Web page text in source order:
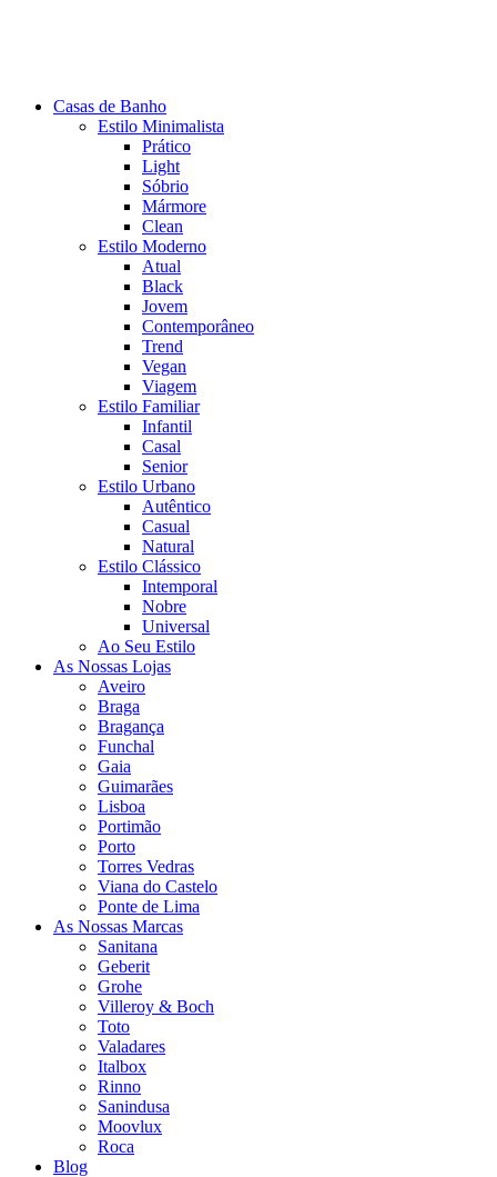
Casas de Banho
Estilo Minimalista
Prático
Light
Sóbrio
Mármore
Clean
Estilo Moderno
Atual
Black
Jovem
Contemporâneo
Trend
Vegan
Viagem
Estilo Familiar
Infantil
Casal
Senior
Estilo Urbano
Autêntico
Casual
Natural
Estilo Clássico
Intemporal
Nobre
Universal
Ao Seu Estilo
As Nossas Lojas
Aveiro
Braga
Bragança
Funchal
Gaia
Guimarães
Lisboa
Portimão
Porto
Torres Vedras
Viana do Castelo
Ponte de Lima
As Nossas Marcas
Sanitana
Geberit
Grohe
Villeroy & Boch
Toto
Valadares
Italbox
Rinno
Sanindusa
Moovlux
Roca
Blog